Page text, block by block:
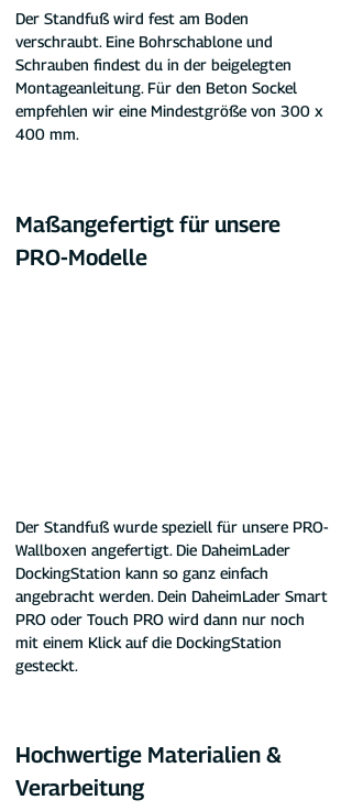
Der Standfuß wird fest am Boden
verschraubt. Eine Bohrschablone und
Schrauben findest du in der beigelegten
Montageanleitung. Für den Beton Sockel
empfehlen wir eine Mindestgröße von 300 x
400 mm.
Maßangefertigt für unsere
PRO-Modelle
Der Standfuß wurde speziell für unsere PRO-
Wallboxen angefertigt. Die DaheimLader
DockingStation kann so ganz einfach
angebracht werden. Dein DaheimLader Smart
PRO oder Touch PRO wird dann nur noch
mit einem Klick auf die DockingStation
gesteckt.
Hochwertige Materialien &
Verarbeitung